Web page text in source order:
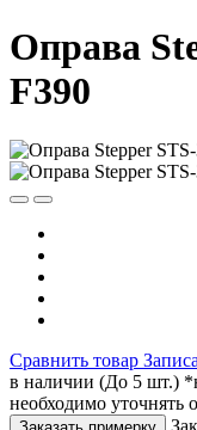
Оправа
F390
Сравнить товар
в наличии (До 5 шт.)
необходимо уточнять